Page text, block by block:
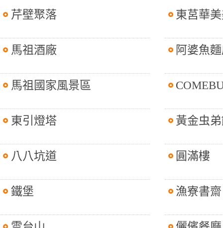
芹壁聚落
馬祖酒廠
馬祖國家風景區
東引燈塔
八八坑道
鐵堡
東莒華
阿婆魚
黃金虫
圓滿樓
漁寮書齋